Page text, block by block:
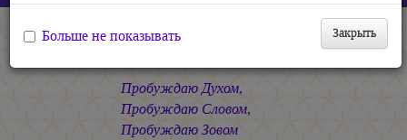
Пробуждаю Духом,
Пробуждаю Словом,
Пробуждаю Зовом
Закрыть
Больше не показывать